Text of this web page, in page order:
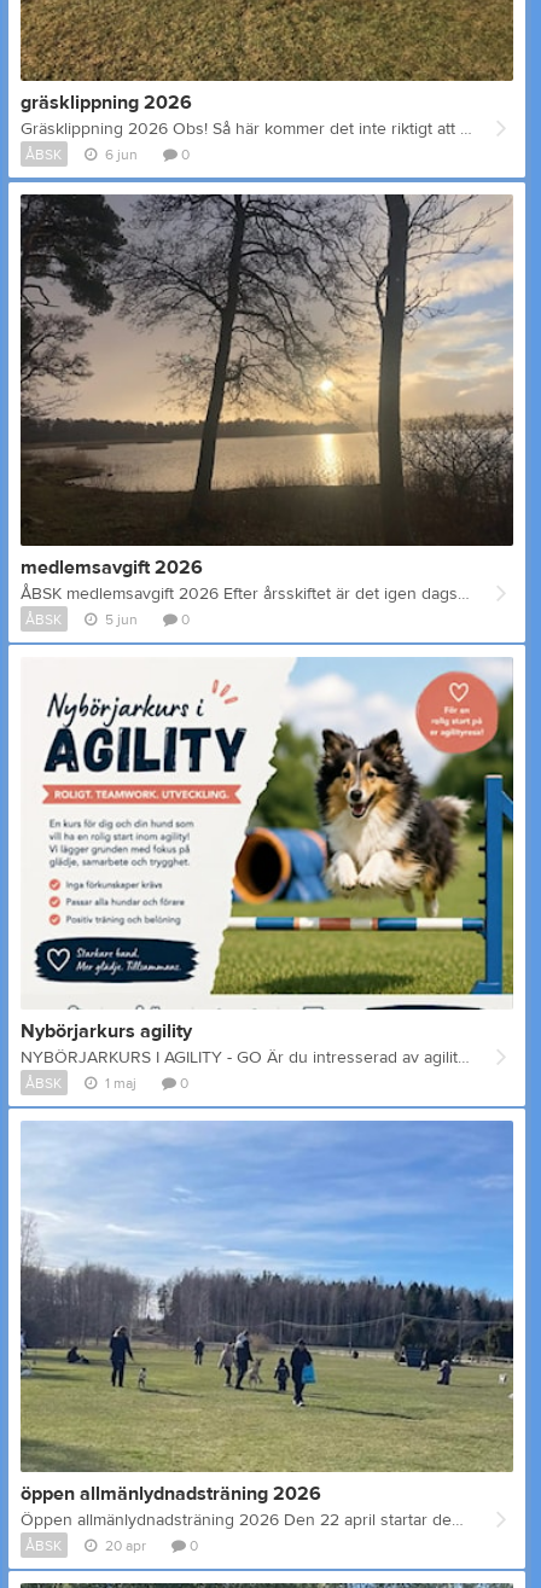
gräsklippning 2026
Gräsklippning 2026 Obs! Så här kommer det inte riktigt att de ut då ni skall klippa. Bilden är från 10 mars 2026. Vi får hoppas snön är borta och att gräset lyser friskt grönt. Även i år har styrelsen beslutat att sektionerna turvis organiserar gräsklippningen. Det blir fyra gånger per sektion. Och obs , det behöver inte vara sektionsmedlemmar som klipper, men sektopnen har ansvaret att det blir gjort. Meddela Ninna (Ninna Lindholm på fb) vem som har i uppgift att klippa. Man kan klippa hela gräsplan , eller vara två som delar på det. ( någon kanske märker att agilityn har fem gånger, men det beror på zorro cup) Vecka. Sektion 19 agility 20 agility 21. Rally Tove 22. Bruks 23 Agility 24 Räddning 25 Rally Ritva 26 Bruks 27. Agility 28. Räddning 29. Rally Tove 30. Bruks 31. Agility Andres 32 Räddning 33 Rally Denice 34 Bruks 35 Agility 36 Räddning
ÅBSK 6 jun 0
medlemsavgift 2026
ÅBSK medlemsavgift 2026 Efter årsskiftet är det igen dags att betala medlemsavgift för 2026 till ÅBSK. (betalas alltså först efter årsskiftet) Medlemsavgiften är en årsavgift som varje år betalas efter årsskiftet. Undantag: Följande grupper skall inte betala medlemsavgift - hedersmedlemmar - styrelsemedlemmar 2026 - NYA medlemmar som blev medlemmar som betalatde medlemsavgift någongång i sept till . december. På höstmötet beslöts att medlemsavgiften höjs för 2026 Medlemsavgift 35e Familjemedlem 15e Junior 15e (den som 2026 fyller 18 år är inte längre junior) Man betalar in på konto till Ålands Bruks och Sällskapshund r.f. ÅAB FI4166010002100048 som referns skriver man sitt medlemsnummer (skriv inget i kommentarsfältet). Då betalningen kommit in på klubbens konto skickas ett medlemskort per email. Om medlemmen saknar email skickas det med vanlig post. Kontot kollas två gånger i månaden , så man kan få vänta några veckor ibland. Nya medlemmar som saknar medlemsnummer skriver namn och adress i kommentarsfältet. Nya medlemmar skall även registrera sig . Välj ur menyn uppe på hemsidan. Medlemskort börjar skickas ut i första halvan av januari. Finns det frågor får ni höra av er till medlemssekreterare Ninna Lindholm på facebook eller bengo(at)aland.net Ninna Lindholm Ledamot
ÅBSK 5 jun 0
Nybörjarkurs agility
NYBÖRJARKURS I AGILITY - GO Är du intresserad av agility? Här är kursen som ger dig grunderna för inlärning av samtliga hinder, olika belöningsgrunder och placering, distanshandling, framför-, blind- och bakombyte och mycket mycket mer! Vi varvar teori, diskussioner och praktiskt på ÅBSK agilityplanen i Torp. Förkunskaper: Inga förkunskaper krävs, men för att du ska kunna tillgodose dig kursen på bästa sätt bör din hunds vardagslydnad vara god. Datum: 17/5 kl 17.30-19.30 23/5 kl 10-12 31/5 kl 17.30-19.30 12/6 18-20 18/6 eller 21/6 Kurstillfällena är 2h/gång Pris: 70€ Medlemskap i ÅBSK är ett krav
ÅBSK 1 maj 0
öppen allmänlydnadsträning 2026
Öppen allmänlydnadsträning 2026 Den 22 april startar den öppna allmänlydnadsträningen. Den hålls alltid på onsdagar kl 18-19 När? 22 april till och med 10 juni . sen sommaruppehåll 5 augusti till 16 september - Den kostar inget (ja, vi vill att man skall vara medlem i klubben, man kan komma en gång utan att vara det och prova på) - men behöver inte anmäla sig ( påminnelser om denna träning sätts ut i Facebook gruppen Hundhändelser, gå gärna in där och skriv ... jag kommer ,,, så vet den som skall hålla träningen att det är folk på kommande) - man ansvarar för sin egen hund - man rastar hunden innan t.ex längs vägen -hunden skall vara vaccinerad enligt finska kennelklubbens krav Det finns alltid en ledare på plats, men det är olika för det mesta så någon röd tråd blir det inte riktigt. Men man kan skapa en egen röd tråd där man tänker ut vad man vill träna med sin hund. Det viktiga är att detta är en situation där kan kan träna kontakt med sin hund och kontakt fastän det finns massor av störning från andra hundar. Och de som ställer upp som ledare har erfarenhet från att de tränat egna hundar så fråga gärna om tips och råd, berätta om problem med din hund som du kanske funderar över. Och kom ihåg, det viktiga i all hundträning är Tålamod, Tålamod och ytterligare Tålamod. Och glädje! Ha roligt tillsammans!
ÅBSK 20 apr 0